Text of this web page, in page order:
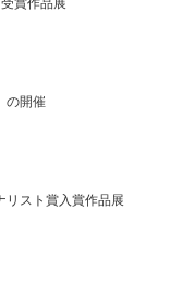
の開催
リスト賞入賞作品展